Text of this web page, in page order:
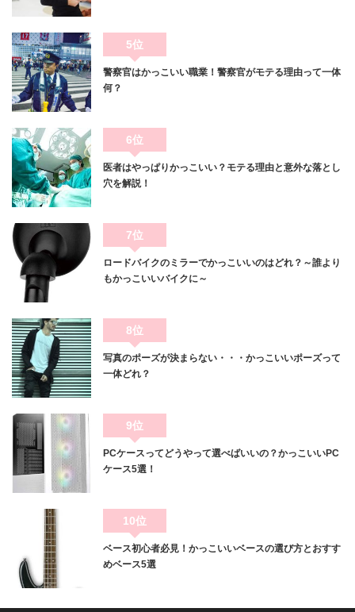
5位
警察官はかっこいい職業！警察官がモテる理由って一体
何？
6位
医者はやっぱりかっこいい？モテる理由と意外な落とし
穴を解説！
7位
ロードバイクのミラーでかっこいいのはどれ？～誰より
もかっこいいバイクに～
8位
写真のポーズが決まらない・・・かっこいいポーズって
一体どれ？
9位
PCケースってどうやって選べばいいの？かっこいいPC
ケース5選！
10位
ベース初心者必見！かっこいいベースの選び方とおすす
めベース5選